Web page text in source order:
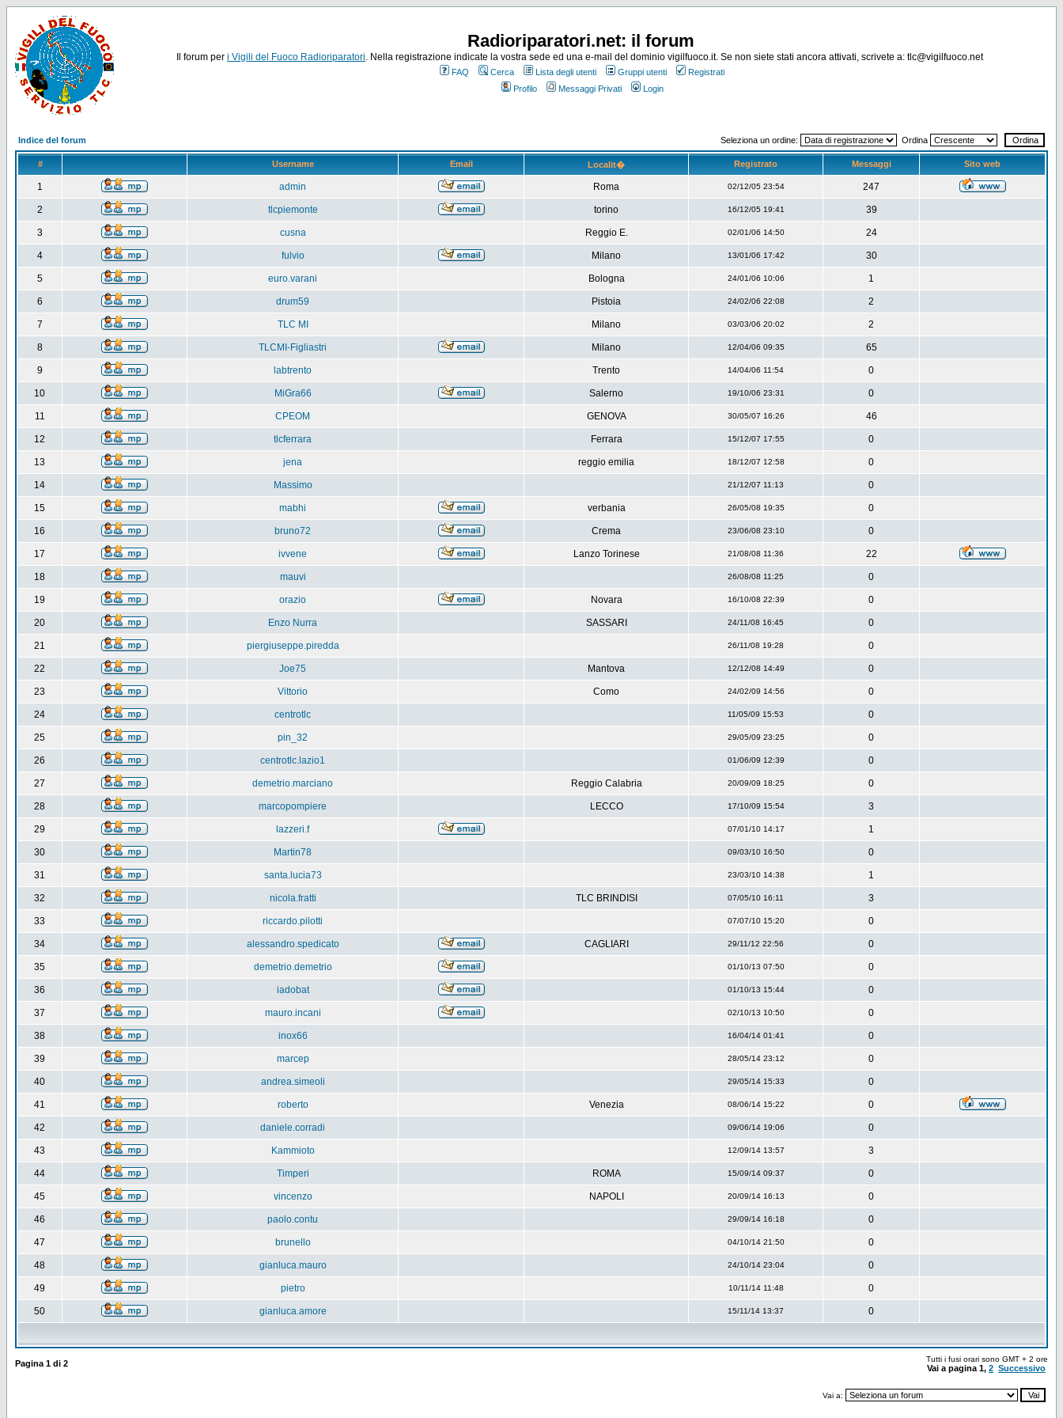
Radioriparatori.net: il forum
Il forum per i Vigili del Fuoco Radioriparatori. Nella registrazione indicate la vostra sede ed una e-mail del dominio vigilfuoco.it. Se non siete stati ancora attivati, scrivete a: tlc@vigilfuoco.net
FAQ Cerca Lista degli utenti Gruppi utenti
Registrati
Profilo
Messaggi Privati Login
Indice del forum Seleziona un ordine: Ordina
# Username Email Localit� Registrato Messaggi Sito web
1 admin Roma 02/12/05 23:54 247
2 tlcpiemonte torino 16/12/05 19:41 39
3 cusna Reggio E. 02/01/06 14:50 24
4 fulvio Milano 13/01/06 17:42 30
5 euro.varani Bologna 24/01/06 10:06 1
6 drum59 Pistoia 24/02/06 22:08 2
7 TLC MI Milano 03/03/06 20:02 2
8 TLCMI-Figliastri Milano 12/04/06 09:35 65
9 labtrento Trento 14/04/06 11:54 0
10 MiGra66 Salerno 19/10/06 23:31 0
11 CPEOM GENOVA 30/05/07 16:26 46
12 tlcferrara Ferrara 15/12/07 17:55 0
13 jena reggio emilia 18/12/07 12:58 0
14 Massimo 21/12/07 11:13 0
15 mabhi verbania 26/05/08 19:35 0
16 bruno72 Crema 23/06/08 23:10 0
17 ivvene Lanzo Torinese 21/08/08 11:36 22
18 mauvi 26/08/08 11:25 0
19 orazio Novara 16/10/08 22:39 0
20 Enzo Nurra SASSARI 24/11/08 16:45 0
21 piergiuseppe.piredda 26/11/08 19:28 0
22 Joe75 Mantova 12/12/08 14:49 0
23 Vittorio Como 24/02/09 14:56 0
24 centrotlc 11/05/09 15:53 0
25 pin_32 29/05/09 23:25 0
26 centrotlc.lazio1 01/06/09 12:39 0
27 demetrio.marciano Reggio Calabria 20/09/09 18:25 0
28 marcopompiere LECCO 17/10/09 15:54 3
29 lazzeri.f 07/01/10 14:17 1
30 Martin78 09/03/10 16:50 0
31 santa.lucia73 23/03/10 14:38 1
32 nicola.fratti TLC BRINDISI 07/05/10 16:11 3
33 riccardo.pilotti 07/07/10 15:20 0
34 alessandro.spedicato CAGLIARI 29/11/12 22:56 0
35 demetrio.demetrio 01/10/13 07:50 0
36 iadobat 01/10/13 15:44 0
37 mauro.incani 02/10/13 10:50 0
38 inox66 16/04/14 01:41 0
39 marcep 28/05/14 23:12 0
40 andrea.simeoli 29/05/14 15:33 0
41 roberto Venezia 08/06/14 15:22 0
42 daniele.corradi 09/06/14 19:06 0
43 Kammioto 12/09/14 13:57 3
44 Timperi ROMA 15/09/14 09:37 0
45 vincenzo NAPOLI 20/09/14 16:13 0
46 paolo.contu 29/09/14 16:18 0
47 brunello 04/10/14 21:50 0
48 gianluca.mauro 24/10/14 23:04 0
49 pietro 10/11/14 11:48 0
50 gianluca.amore 15/11/14 13:37 0
Pagina 1 di 2 Tutti i fusi orari sono GMT + 2 ore
Vai a pagina 1, 2 Successivo
Vai a: